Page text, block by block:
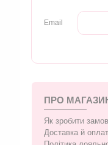
Email
ПРО
Як зробити
Доставка й